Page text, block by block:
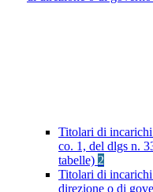
Titolari di
co. 1, del dlgs n.
tabelle) 2
Titolari di
direzione o di